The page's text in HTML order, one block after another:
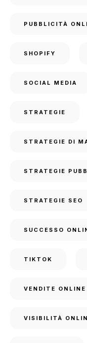
PUBBLICITÀ
SHOPIFY
SOCIAL MEDIA
STRATEGIE
STRATEGIE DI
STRATEGIE
STRATEGIE SEO
SUCCESSO
TIKTOK
VENDITE ONLINE
VISIBILITÀ